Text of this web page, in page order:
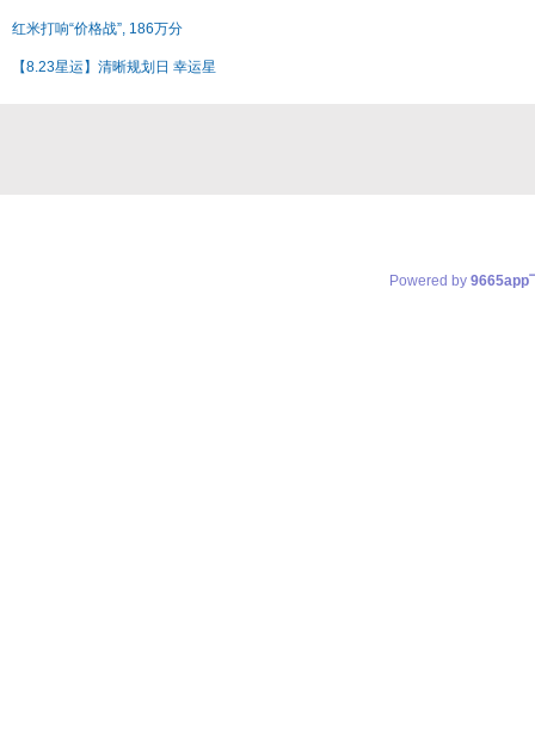
红米打响“价格战”, 186万分
【8.23星运】清晰规划日 幸运星
Powered by 9665app